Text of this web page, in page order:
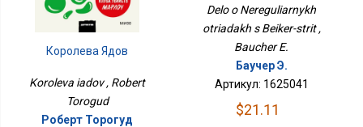
Королева Ядов
Koroleva iadov , Robert
Torogud
Роберт Торогуд
Delo o Nereguliarnykh
otriadakh s Beiker-strit ,
Baucher E.
Баучер Э.
Артикул: 1625041
$21.11